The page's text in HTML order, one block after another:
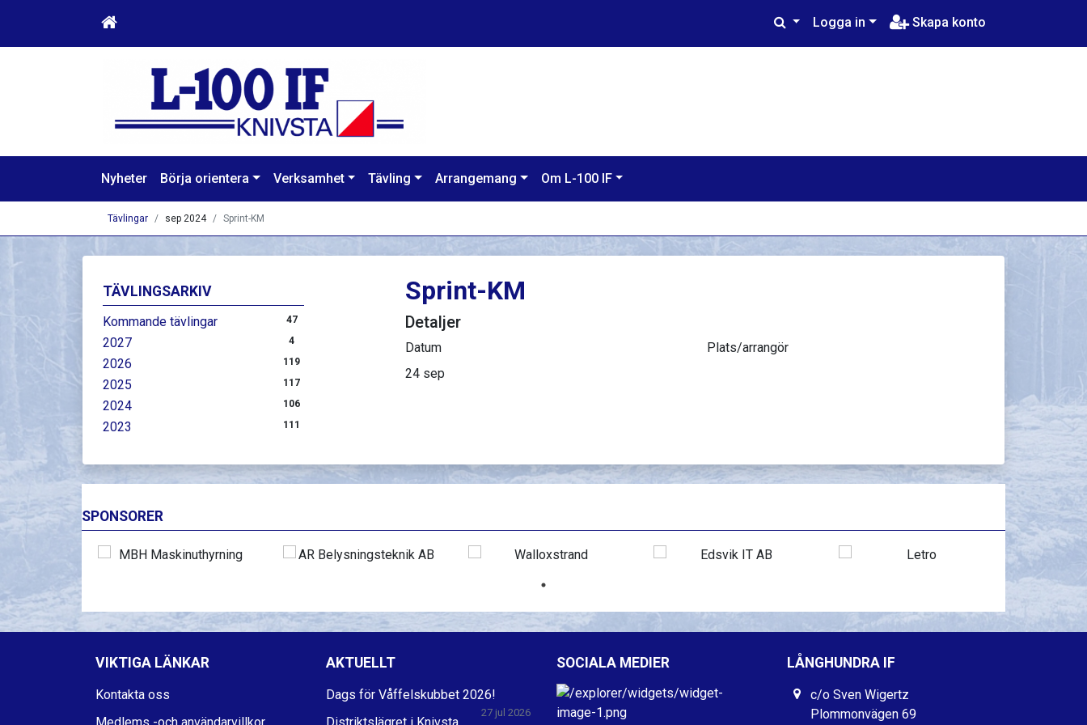
Logga in Skapa konto
Nyheter Börja orientera Verksamhet Tävling Arrangemang Om L-100 IF
Tävlingar sep 2024 Sprint-KM
TÄVLINGSARKIV
Kommande tävlingar 47
2027 4
2026 119
2025 117
2024 106
2023 111
Sprint-KM
Detaljer
Datum
24 sep
Plats/arrangör
SPONSORER
VIKTIGA LÄNKAR
Kontakta oss
Medlems -och användarvillkor
AKTUELLT
Dags för Våffelskubbet 2026!
27 jul 2026
Distriktslägret i Knivsta
SOCIALA MEDIER LÅNGHUNDRA IF
c/o Sven Wigertz
Plommonvägen 69